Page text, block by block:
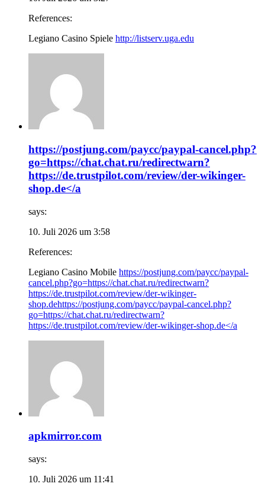
References:
Legiano Casino Spiele http://listserv.uga.edu
https://postjung.com/paycc/paypal-cancel.php?
go=https://chat.chat.ru/redirectwarn?
https://de.trustpilot.com/review/der-wikinger-
shop.de</a
says:
10. Juli 2026 um 3:58
References:
Legiano Casino Mobile https://postjung.com/paycc/paypal-
cancel.php?go=https://chat.chat.ru/redirectwarn?
https://de.trustpilot.com/review/der-wikinger-
shop.dehttps://postjung.com/paycc/paypal-cancel.php?
go=https://chat.chat.ru/redirectwarn?
https://de.trustpilot.com/review/der-wikinger-shop.de</a
apkmirror.com
says:
10. Juli 2026 um 11:41